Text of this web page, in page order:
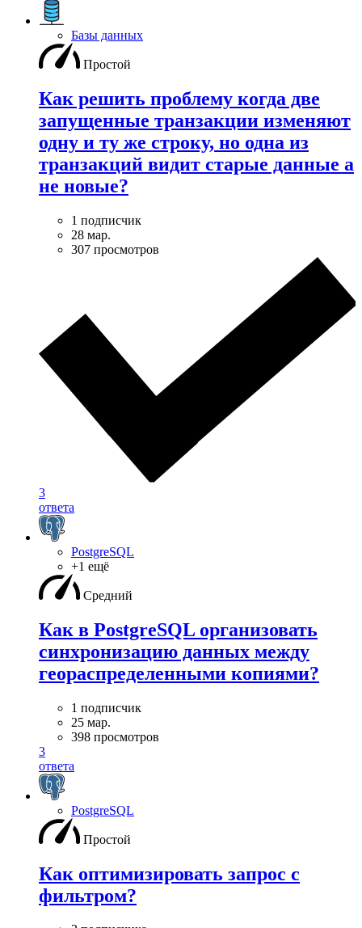
Базы данных
Простой
Как решить проблему когда две
запущенные транзакции изменяют
одну и ту же строку, но одна из
транзакций видит старые данные а
не новые?
1 подписчик
28 мар.
307 просмотров
3
ответа
PostgreSQL
+1 ещё
Средний
Как в PostgreSQL организовать
синхронизацию данных между
геораспределенными копиями?
1 подписчик
25 мар.
398 просмотров
3
ответа
PostgreSQL
Простой
Как оптимизировать запрос с
фильтром?